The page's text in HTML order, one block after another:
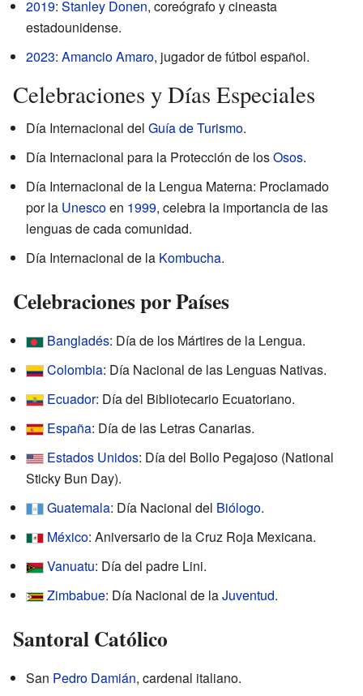
2019: Stanley Donen, coreógrafo y cineasta
estadounidense.
2023: Amancio Amaro, jugador de fútbol español.
Celebraciones y Días Especiales
Día Internacional del Guía de Turismo.
Día Internacional para la Protección de losOsos.
Día Internacional de la Lengua Materna: Proclamado
por la Unescoen 1999, celebra la importancia de las
lenguas de cada comunidad.
Día Internacional de la Kombucha.
Celebraciones por Países
Bangladés: Día de los Mártires de la Lengua.
Colombia: Día Nacional de las Lenguas Nativas.
Ecuador: Día del Bibliotecario Ecuatoriano.
España: Día de las Letras Canarias.
Estados Unidos: Día del Bollo Pegajoso (National
Sticky Bun Day).
Guatemala: Día Nacional del Biólogo.
México: Aniversario de la Cruz Roja Mexicana.
Vanuatu: Día del padre Lini.
Zimbabue: Día Nacional de laJuventud.
Santoral Católico
San Pedro Damián, cardenal italiano.